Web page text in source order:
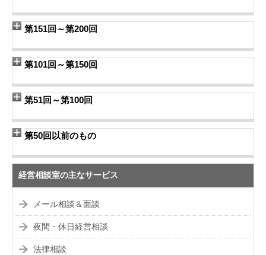
第151回～第200回
第101回～第150回
第51回～第100回
第50回以前のもの
経営相談室の主なサービス
メール相談＆面談
夜間・休日経営相談
法律相談